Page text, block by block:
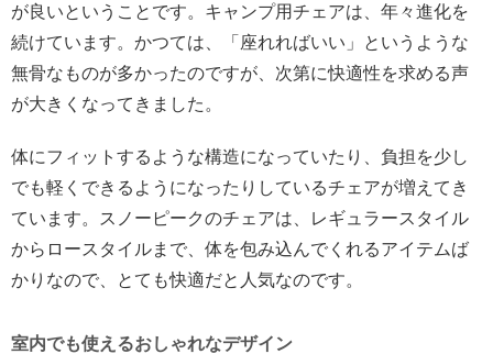
が良いということです。キャンプ用チェアは、年々進化を
続けています。かつては、「座れればいい」というような
無骨なものが多かったのですが、次第に快適性を求める声
が大きくなってきました。
体にフィットするような構造になっていたり、負担を少し
でも軽くできるようになったりしているチェアが増えてき
ています。スノーピークのチェアは、レギュラースタイル
からロースタイルまで、体を包み込んでくれるアイテムば
かりなので、とても快適だと人気なのです。
室内でも使えるおしゃれなデザイン